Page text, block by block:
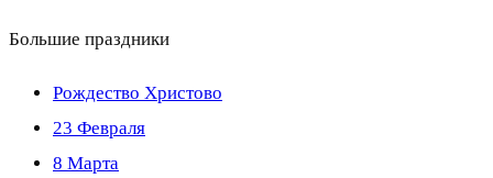
Большие праздники
Рождество Христово
23 Февраля
8 Марта